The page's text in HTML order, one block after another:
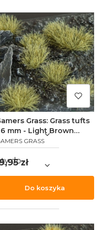
do
Grass: Grass tufts
mm - Light Brown
GRASS
zł
Do koszyka